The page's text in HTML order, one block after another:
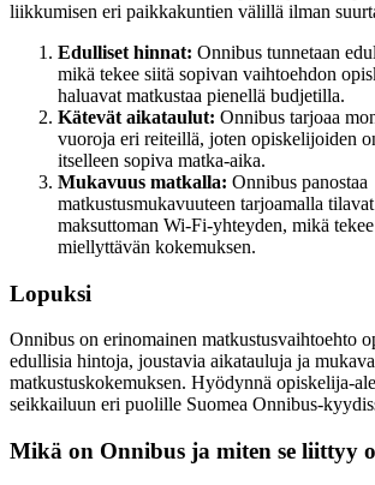
liikkumisen eri paikkakuntien välillä ilman
Edulliset hinnat: Onnibus tunnetaan
mikä tekee siitä sopivan vaihtoehdon
haluavat matkustaa pienellä budjetilla.
Kätevät aikataulut: Onnibus tarjoaa
vuoroja eri reiteillä, joten opiskelijoiden
itselleen sopiva matka-aika.
Mukavuus matkalla: Onnibus panostaa
matkustusmukavuuteen tarjoamalla
maksuttoman Wi-Fi-yhteyden, mikä tekee
miellyttävän kokemuksen.
Lopuksi
Onnibus on erinomainen matkustusvaihtoehto
edullisia hintoja, joustavia aikatauluja ja
matkustuskokemuksen. Hyödynnä opiskelija-
seikkailuun eri puolille Suomea Onnibus-
Mikä on Onnibus ja miten se liittyy